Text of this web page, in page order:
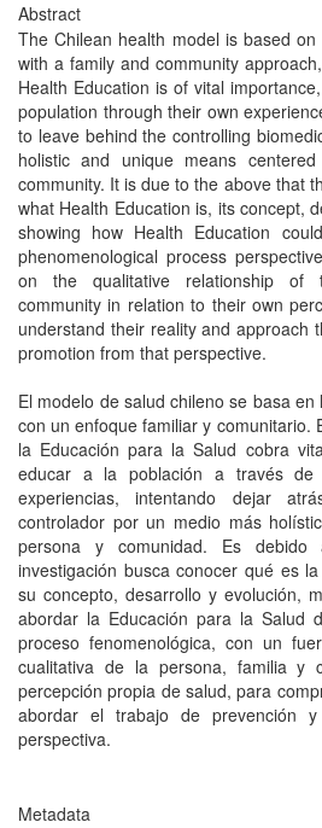
Abstract
The Chilean health model is based
with a family and community
Health Education is of vital
population through their own
to leave behind the controlling
holistic and unique means
community. It is due to the above that
what Health Education is, its concept,
showing how Health Education
phenomenological process
on the qualitative relationship of
community in relation to their own
understand their reality and approach
promotion from that perspective.
El modelo de salud chileno se basa
con un enfoque familiar y comunitario.
la Educación para la Salud cobra
educar a la población a través de
experiencias, intentando dejar
controlador por un medio más
persona y comunidad. Es
investigación busca conocer qué es
su concepto, desarrollo y evolución,
abordar la Educación para la Salud
proceso fenomenológica, con un
cualitativa de la persona, familia y
percepción propia de salud, para
abordar el trabajo de prevención
perspectiva.
Metadata